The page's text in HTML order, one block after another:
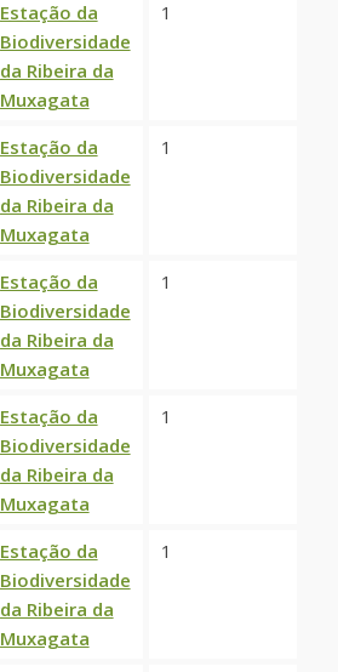
Estação da
Biodiversidade
da Ribeira da
Muxagata
1
Estação da
Biodiversidade
da Ribeira da
Muxagata
1
Estação da
Biodiversidade
da Ribeira da
Muxagata
1
Estação da
Biodiversidade
da Ribeira da
Muxagata
1
Estação da
Biodiversidade
da Ribeira da
Muxagata
1